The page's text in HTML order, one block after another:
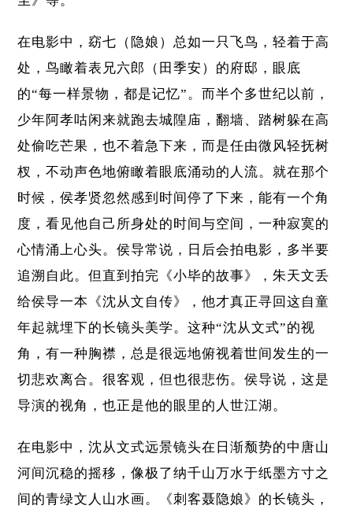
在电影中，窈七（隐娘）总如一只飞鸟，轻着于高
处，鸟瞰着表兄六郎（田季安）的府邸，眼底
的“每一样景物，都是记忆”。而半个多世纪以前，
少年阿孝咕闲来就跑去城隍庙，翻墙、踏树躲在高
处偷吃芒果，也不着急下来，而是任由微风轻抚树
杈，不动声色地俯瞰着眼底涌动的人流。就在那个
时候，侯孝贤忽然感到时间停了下来，能有一个角
度，看见他自己所身处的时间与空间，一种寂寞的
心情涌上心头。侯导常说，日后会拍电影，多半要
追溯自此。但直到拍完《小毕的故事》，朱天文丢
给侯导一本《沈从文自传》，他才真正寻回这自童
年起就埋下的长镜头美学。这种“沈从文式”的视
角，有一种胸襟，总是很远地俯视着世间发生的一
切悲欢离合。很客观，但也很悲伤。侯导说，这是
导演的视角，也正是他的眼里的人世江湖。
在电影中，沈从文式远景镜头在日渐颓势的中唐山
河间沉稳的摇移，像极了纳千山万水于纸墨方寸之
间的青绿文人山水画。《刺客聂隐娘》的长镜头，